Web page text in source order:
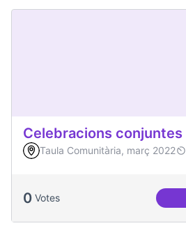
Celebracions conjuntes
Taula Comunitària, març 2022
0 Votes